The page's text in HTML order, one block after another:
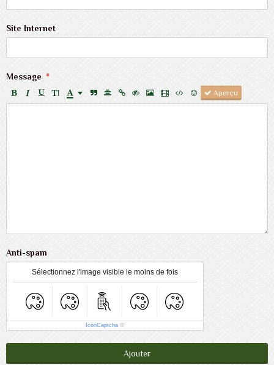
Site Internet
Message
Aperçu
Anti-spam
Sélectionnez l'image visible le moins de fois
IconCaptcha ©
Ajouter